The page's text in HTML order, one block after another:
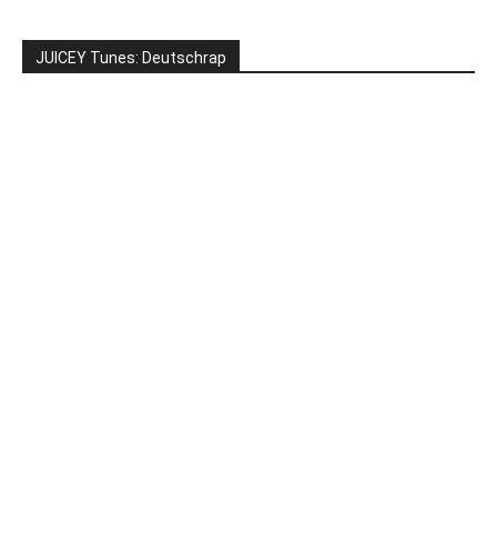
JUICEY Tunes: Deutschrap